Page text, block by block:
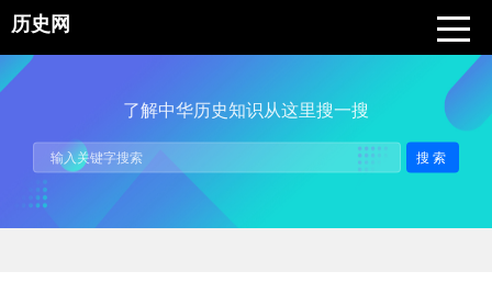
历史网
了解中华历史知识从这里搜一搜
搜索